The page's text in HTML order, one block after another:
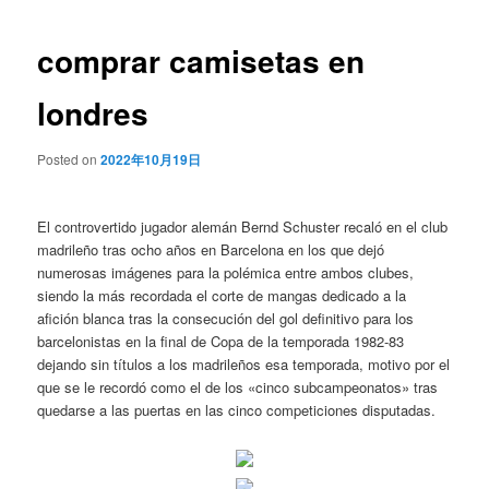
comprar camisetas en
londres
Posted on2022年10月19日
El controvertido jugador alemán Bernd Schuster recaló en el club
madrileño tras ocho años en Barcelona en los que dejó
numerosas imágenes para la polémica entre ambos clubes,
siendo la más recordada el corte de mangas dedicado a la
afición blanca tras la consecución del gol definitivo para los
barcelonistas en la final de Copa de la temporada 1982-83
dejando sin títulos a los madrileños esa temporada, motivo por el
que se le recordó como el de los «cinco subcampeonatos» tras
quedarse a las puertas en las cinco competiciones disputadas.